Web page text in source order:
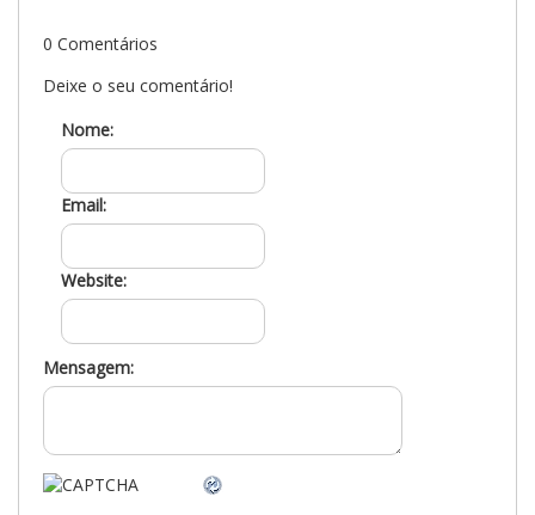
0 Comentários
Deixe o seu comentário!
Nome:
Email:
Website:
Mensagem: